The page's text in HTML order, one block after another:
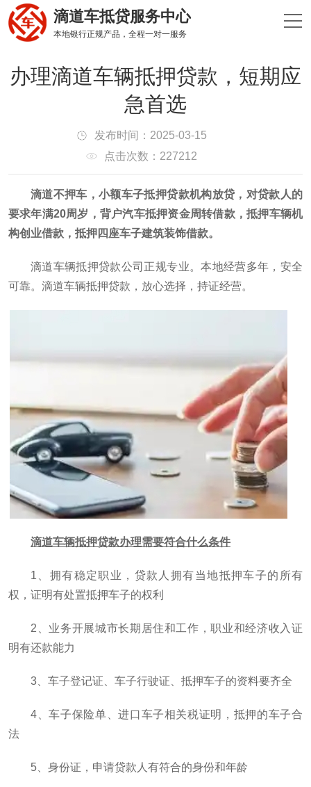
滴道车抵贷服务中心
本地银行正规产品，全程一对一服务
办理滴道车辆抵押贷款，短期应
急首选
发布时间：2025-03-15
点击次数：227212
滴道不押车，小额车子抵押贷款机构放贷，对贷款人的
要求年满20周岁，背户汽车抵押资金周转借款，抵押车辆机
构创业借款，抵押四座车子建筑装饰借款。
滴道车辆抵押贷款公司正规专业。本地经营多年，安全
可靠。滴道车辆抵押贷款，放心选择，持证经营。
滴道车辆抵押贷款办理需要符合什么条件
1、拥有稳定职业，贷款人拥有当地抵押车子的所有
权，证明有处置抵押车子的权利
2、业务开展城市长期居住和工作，职业和经济收入证
明有还款能力
3、车子登记证、车子行驶证、抵押车子的资料要齐全
4、车子保险单、进口车子相关税证明，抵押的车子合
法
5、身份证，申请贷款人有符合的身份和年龄